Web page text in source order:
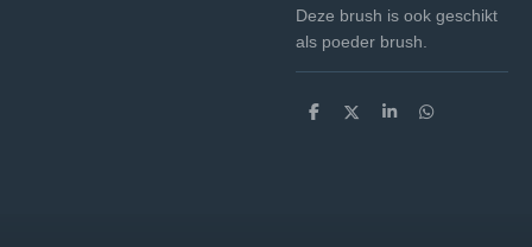
Deze brush is ook geschikt
als poeder brush.
D
D
S
D